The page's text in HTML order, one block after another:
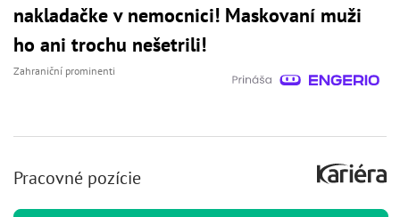
nakladačke v nemocnici! Maskovaní muži
ho ani trochu nešetrili!
Zahraniční prominenti
Pracovné pozície